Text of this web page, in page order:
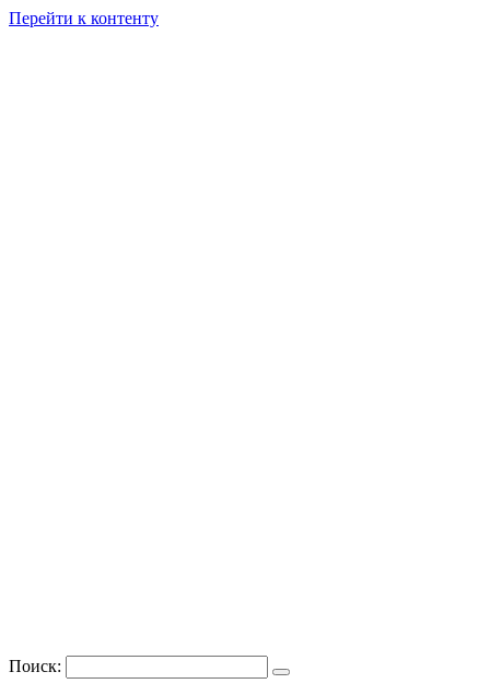
Перейти к контенту
Поиск: